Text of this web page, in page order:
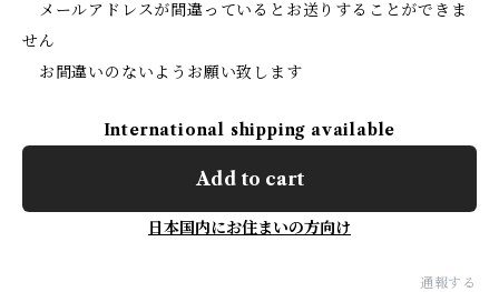
メールアドレスが間違っているとお送りすることができま
せん
お間違いのないようお願い致します
International shipping available
Add to cart
日本国内にお住まいの方向け
通報する